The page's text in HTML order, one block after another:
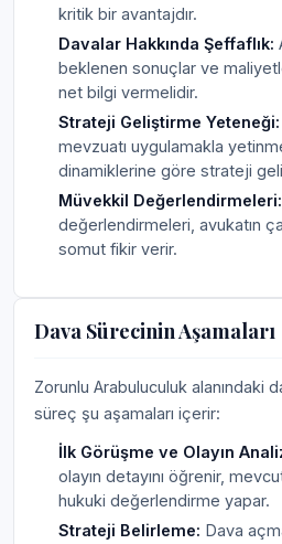
kritik bir avantajdır.
Davalar Hakkında Şeffaflık:
beklenen sonuçlar ve
net bilgi vermelidir.
Strateji Geliştirme Yeteneği:
mevzuatı uygulamakla
dinamiklerine göre strateji
Müvekkil Değerlendirmeleri:
değerlendirmeleri, avukatın
somut fikir verir.
Dava Sürecinin Aşamaları
Zorunlu Arabuluculuk alanındaki
süreç şu aşamaları içerir:
İlk Görüşme ve Olayın
olayın detayını öğrenir,
hukuki değerlendirme yapar.
Strateji Belirleme: Dava